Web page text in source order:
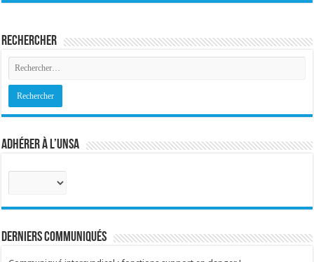
Rechercher
Adhérer à l’UNSA
Sélectionnez
corps
:
Derniers communiqués